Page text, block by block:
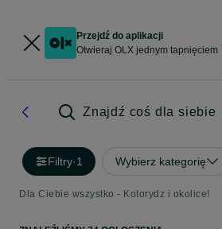
Przejdź do aplikacji
Otwieraj OLX jednym tapnięciem
Znajdź coś dla siebie
Filtry·1 Wybierz kategorię
Dla Ciebie wszystko - Kotorydz i okolice!